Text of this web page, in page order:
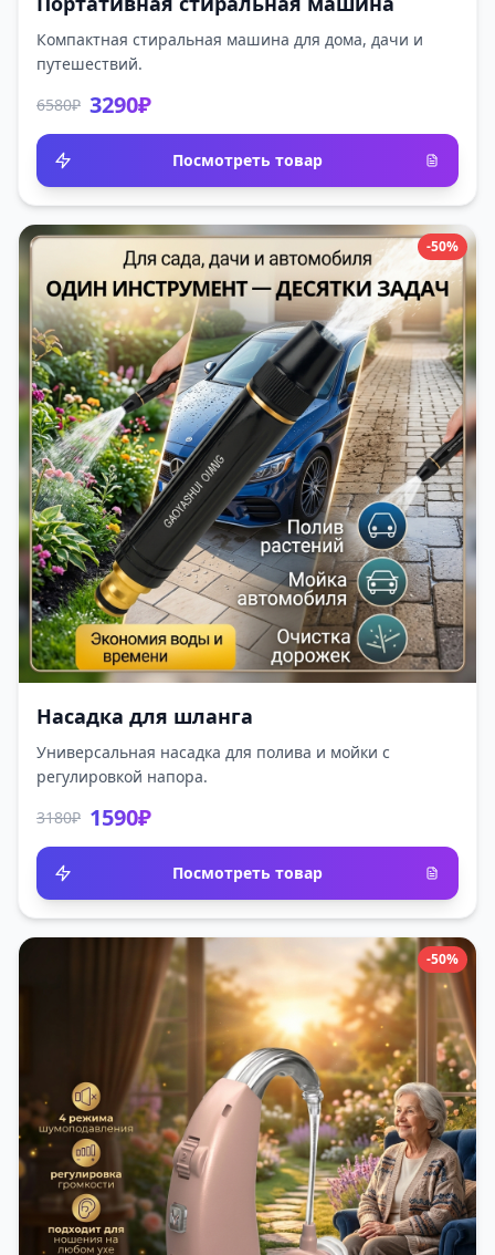
Компактная стиральная машина для дома, дачи и
путешествий.
6580₽ 3290₽
Посмотреть товар
-50%
Насадка для шланга
Универсальная насадка для полива и мойки с
регулировкой напора.
3180₽ 1590₽
Посмотреть товар
-50%